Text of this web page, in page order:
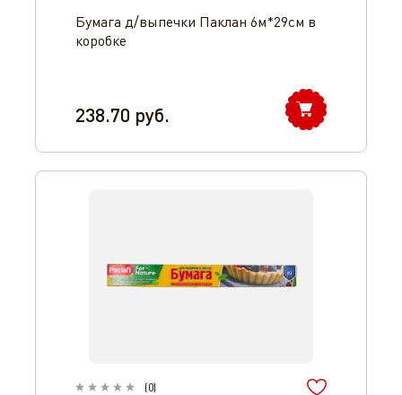
Бумага д/выпечки Паклан 6м*29см в
коробке
238.70 руб.
(0)